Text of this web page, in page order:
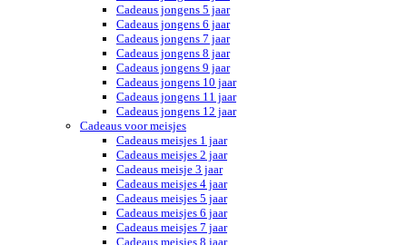
Cadeaus jongens 5 jaar
Cadeaus jongens 6 jaar
Cadeaus jongens 7 jaar
Cadeaus jongens 8 jaar
Cadeaus jongens 9 jaar
Cadeaus jongens 10 jaar
Cadeaus jongens 11 jaar
Cadeaus jongens 12 jaar
Cadeaus voor meisjes
Cadeaus meisjes 1 jaar
Cadeaus meisjes 2 jaar
Cadeaus meisje 3 jaar
Cadeaus meisjes 4 jaar
Cadeaus meisjes 5 jaar
Cadeaus meisjes 6 jaar
Cadeaus meisjes 7 jaar
Cadeaus meisjes 8 jaar